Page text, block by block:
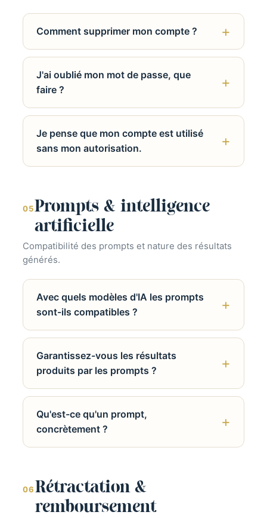
Comment supprimer mon compte ?
J'ai oublié mon mot de passe, que
faire ?
Je pense que mon compte est utilisé
sans mon autorisation.
05Prompts & intelligence
artificielle
Compatibilité des prompts et nature des résultats
générés.
Avec quels modèles d'IA les prompts
sont-ils compatibles ?
Garantissez-vous les résultats
produits par les prompts ?
Qu'est-ce qu'un prompt,
concrètement ?
06Rétractation &
remboursement